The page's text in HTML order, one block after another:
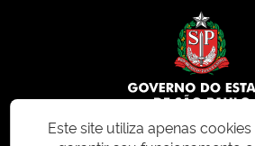
Este site utiliza apenas